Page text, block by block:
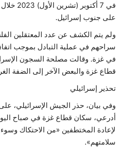
في 7
على جنوب إسرائيل.
ولم يتم الكشف عن عدد المعتقلين
سراحهم في عملية التبادل بموجب
في غزة. وقالت مصلحة السجون
قطاع غزة والبعض الآخر إلى الضفة
تحذير إسرائيلي
وفي بيان، حذر الجيش الإسرائيلي،
أدرعي، سكان قطاع غزة في صباح
لإعادة المختطفين «من الاحتكاك
سلامتهم».